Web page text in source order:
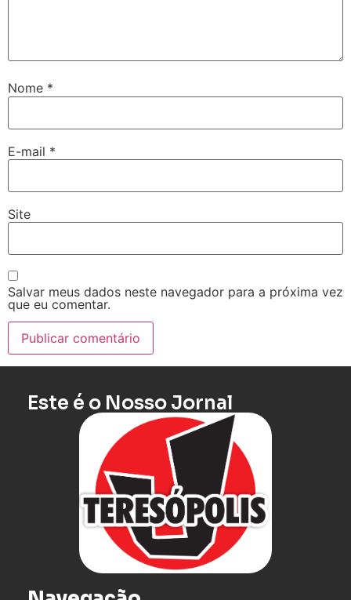
Nome *
E-mail *
Site
Salvar meus dados neste navegador para a próxima vez
que eu comentar.
Este é o Nosso Jornal